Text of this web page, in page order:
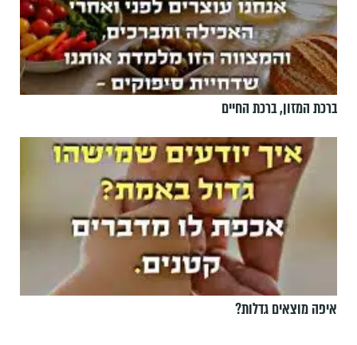
ברכת המזון, ברכת החיים
איפה מוצאים גדלות?